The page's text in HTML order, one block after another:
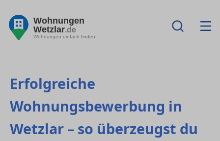
Wohnungen
Wetzlar.de
Wohnungen einfach finden
Erfolgreiche
Wohnungsbewerbung in
Wetzlar – so überzeugst du